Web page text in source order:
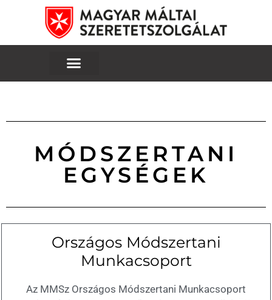
MÓDSZERTANI
EGYSÉGEK
Országos Módszertani
Munkacsoport
Az MMSz Országos Módszertani Munkacsoport